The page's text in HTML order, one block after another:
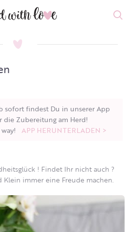
sofort findest Du in unserer App
die Zubereitung am Herd!
APP HERUNTERLADEN >
! Findet Ihr nicht auch ?
immer eine Freude machen.